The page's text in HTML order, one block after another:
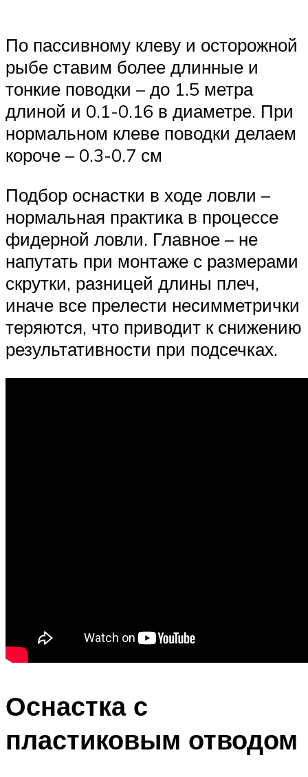
По пассивному клеву и осторожной
рыбе ставим более длинные и
тонкие поводки – до 1.5 метра
длиной и 0.1-0.16 в диаметре. При
нормальном клеве поводки делаем
короче – 0.3-0.7 см
Подбор оснастки в ходе ловли –
нормальная практика в процессе
фидерной ловли. Главное – не
напутать при монтаже с размерами
скрутки, разницей длины плеч,
иначе все прелести несимметрички
теряются, что приводит к снижению
результативности при подсечках.
Оснастка с
пластиковым отводом